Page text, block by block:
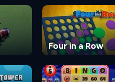
Four in a Row